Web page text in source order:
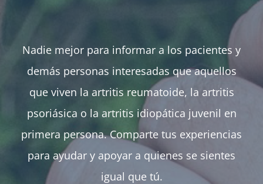
Nadie mejor para informar a los pacientes y
demás personas interesadas que aquellos
que viven la artritis reumatoide, la artritis
psoriásica o la artritis idiopática juvenil en
primera persona. Comparte tus experiencias
para ayudar y apoyar a quienes se sientes
igual que tú.